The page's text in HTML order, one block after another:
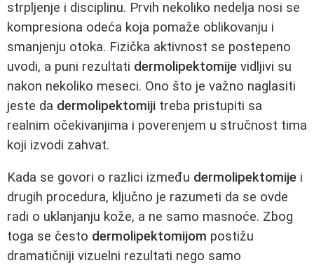
strpljenje i disciplinu. Prvih nekoliko nedelja nosi se
kompresiona odeća koja pomaže oblikovanju i
smanjenju otoka. Fizička aktivnost se postepeno
uvodi, a puni rezultati dermolipektomije vidljivi su
nakon nekoliko meseci. Ono što je važno naglasiti
jeste da dermolipektomiji treba pristupiti sa
realnim očekivanjima i poverenjem u stručnost tima
koji izvodi zahvat.
Kada se govori o razlici između dermolipektomije i
drugih procedura, ključno je razumeti da se ovde
radi o uklanjanju kože, a ne samo masnoće. Zbog
toga se često dermolipektomijom postižu
dramatičniji vizuelni rezultati nego samo